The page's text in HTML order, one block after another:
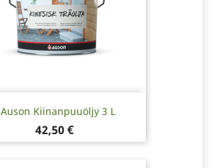
Auson Kiinanpuuöljy 3 L
Hinta
42,50 €